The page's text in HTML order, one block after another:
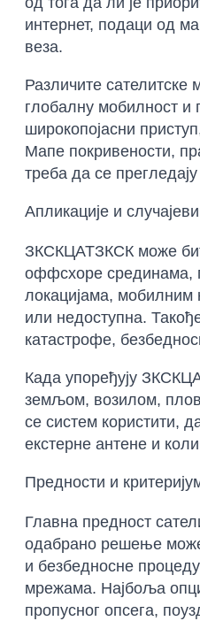
интернет, подаци од
веза.
Различите сателитске
глобалну мобилност и
широкопојасни
Мапе покривености,
треба да се
Апликације и
ЗКСКЦАТЗКСК може
оффсхоре срединама,
локацијама, мобилним
или недоступна.
катастрофе,
Када упоређују
земљом, возилом,
се систем користити,
екстерне антене и
Предности и
Главна предност
одабрано решење
и безбедносне
мрежама. Најбоља
пропусног опсега,